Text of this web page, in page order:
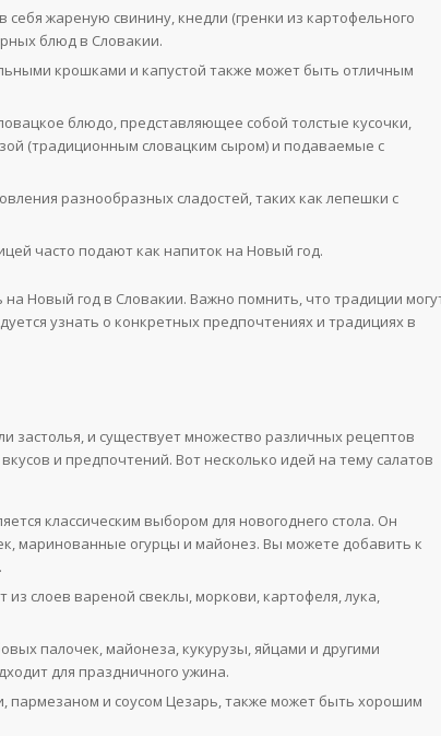
жареную свинину, кнедли (гренки из картофельного
блюд в Словакии.
крошками и капустой также может быть отличным
блюдо, представляющее собой толстые кусочки,
(традиционным словацким сыром) и подаваемые с
разнообразных сладостей, таких как лепешки с
часто подают как напиток на Новый год.
Новый год в Словакии. Важно помнить, что традиции
узнать о конкретных предпочтениях и традициях в
застолья, и существует множество различных рецептов
и предпочтений. Вот несколько идей на тему салатов
классическим выбором для новогоднего стола. Он
маринованные огурцы и майонез. Вы можете добавить к
слоев вареной свеклы, моркови, картофеля, лука,
палочек, майонеза, кукурузы, яйцами и другими
для праздничного ужина.
пармезаном и соусом Цезарь, также может быть хорошим